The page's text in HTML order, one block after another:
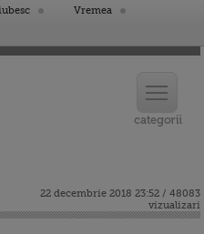
Vremea
22 decembrie 2018 23:52 / 48083
vizualizari